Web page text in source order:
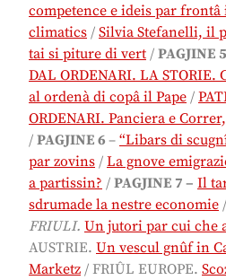
competence e ideis par frontâ
climatics / Silvia Stefanelli, il
tai si piture di vert / PAGJINE 5
DAL ORDENARI. LA STORIE.
al ordenà di copâ il Pape /
ORDENARI. Panciera e
/ PAGJINE 6 – “Libars di
par zovins / La gnove
a partissin? / PAGJINE 7 – Il
sdrumade la nestre economie /
FRIULI. Un jutori par cui che
AUSTRIE. Un vescul gnûf in
Marketz / FRIÛL EUROPE.